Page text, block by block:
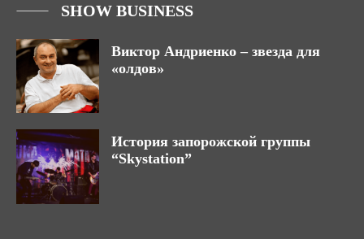
SHOW BUSINESS
Виктор Андриенко – звезда для
«олдов»
История запорожской группы
“Skystation”